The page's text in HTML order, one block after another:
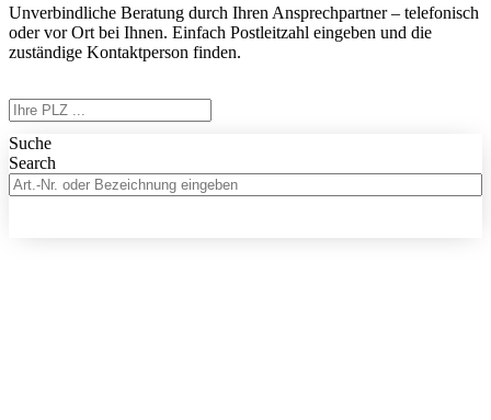
Unverbindliche Beratung durch Ihren Ansprechpartner – telefonisch
oder vor Ort bei Ihnen. Einfach Postleitzahl eingeben und die
zuständige Kontaktperson finden.
Suche
Search